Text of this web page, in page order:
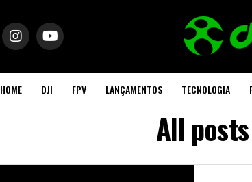
HOME DJI FPV LANÇAMENTOS TECNOLOGIA
All posts